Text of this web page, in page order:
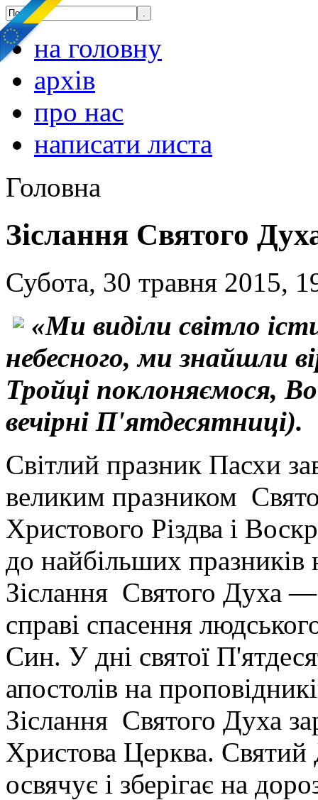
на головну
архів
про нас
написати листа
Головна
Зіслання Святого
Субота, 30 травня 2015,
«Ми виділи світло
небесного, ми знайшли
Тройці поклоняємося,
вечірні П'ятдесятниці).
Світлий празник Пасхи
великим празником
Христового Різдва і
до найбільших
Зіслання Святого Духа —
справі спасення
Син. У дні святої
апостолів на
Зіслання Святого Духа
Христова Церква. Святий
освячує і зберігає на